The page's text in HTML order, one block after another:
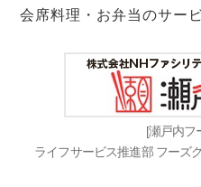
会席料理・お弁当のサー
[瀬戸内フ
ライフサービス推進部 フーズ